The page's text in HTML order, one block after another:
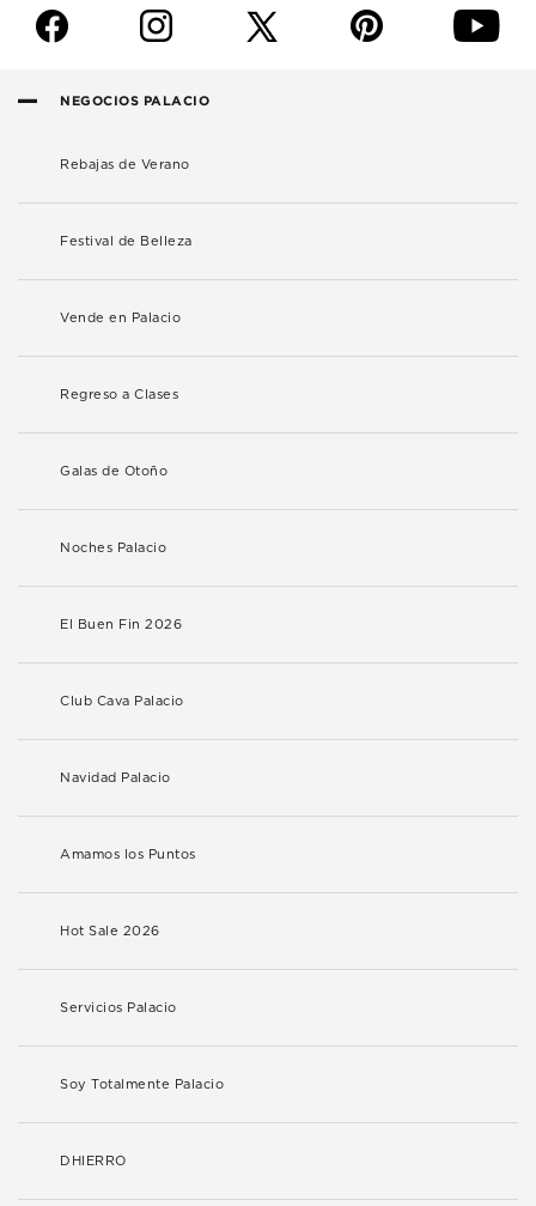
f i p y
NEGOCIOS PALACIO
Rebajas de Verano
Festival de Belleza
Vende en Palacio
Regreso a Clases
Galas de Otoño
Noches Palacio
El Buen Fin 2026
Club Cava Palacio
Navidad Palacio
Amamos los Puntos
Hot Sale 2026
Servicios Palacio
Soy Totalmente Palacio
DHIERRO